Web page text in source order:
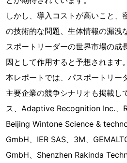
しかし、導入コストが高いこと、
の技術的な問題、生体情報の漏洩
スポートリーダーの世界市場の成
因として作用すると予想されます。
本レポートでは、パスポートリー
主要企業の競争シナリオも掲載し
ス、Adaptive Recognition Inc.、
Beijing Wintone Science &
GmbH、IER SAS、3M、
GmbH、Shenzhen Rakinda